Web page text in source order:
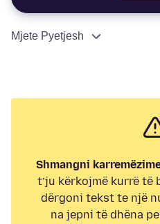
Mjete Pyetjesh
Shmangni
t’ju kërkojmë kurrë
dërgoni tekst te një
na jepni të dhëna